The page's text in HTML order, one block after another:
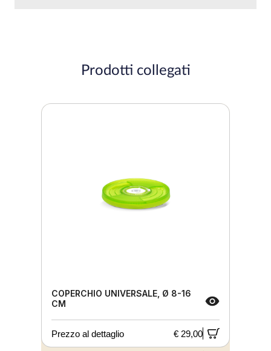
Prodotti collegati
COPERCHIO UNIVERSALE, Ø 8-16
CM
Prezzo al dettaglio € 29,00